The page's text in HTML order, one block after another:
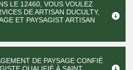
LE 12460, VOUS VOULEZ
DE ARTISAN DUCULTY,
ET PAYSAGIST ARTISAN
DE PAYSAGE CONFIÉ